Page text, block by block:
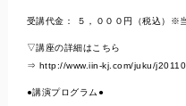
受講代金： ５，０００円（税込）※
▽講座の詳細はこちら
⇒ http://www.iin-kj.com/juku/
●講演プログラム●